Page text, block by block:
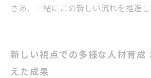
さあ、一緒にこの新しい流れを推進し
新しい視点での多様な人材育成
えた成果